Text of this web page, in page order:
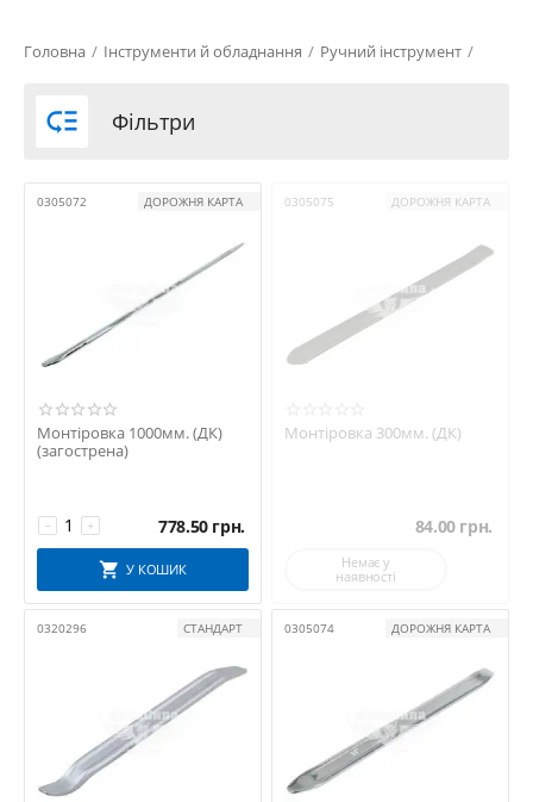
Головна / Інструменти й обладнання / Ручний інструмент /
 Фільтри
0305072 ДОРОЖНЯ КАРТА
Монтіровка 1000мм. (ДК)
(загострена)
+
− 778.50 грн.
У КОШИК
0305075 ДОРОЖНЯ КАРТА
Монтіровка 300мм. (ДК)
84.00 грн.
Немає у
наявності
0320296 СТАНДАРТ 0305074 ДОРОЖНЯ КАРТА